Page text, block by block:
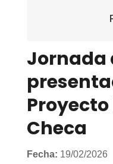
Jornada
Proyecto
Checa
Fecha: 19/02/2026